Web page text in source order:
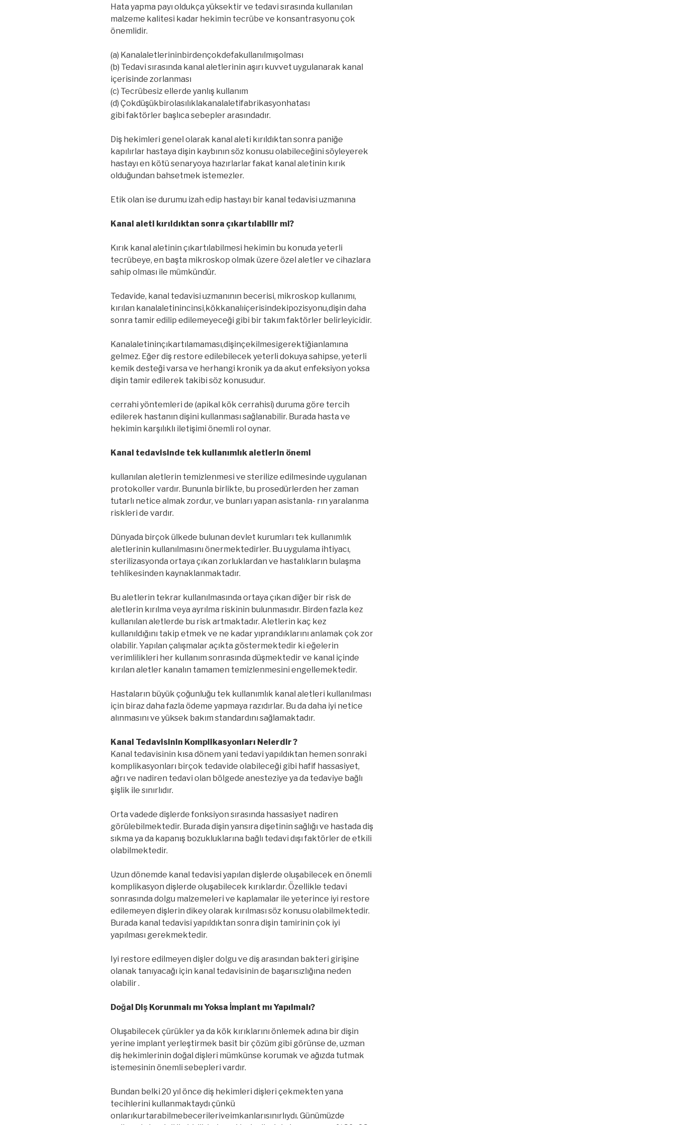
Hata yapma payı oldukça yüksektir ve tedavi sırasında kullanılan
malzeme kalitesi kadar hekimin tecrübe ve konsantrasyonu çok
önemlidir.
(a) Kanalaletlerininbirdençokdefakullanılmışolması
(b) Tedavi sırasında kanal aletlerinin aşırı kuvvet uygulanarak kanal
içerisinde zorlanması
(c) Tecrübesiz ellerde yanlış kullanım
(d) Çokdüşükbirolasılıklakanalaletifabrikasyonhatası
gibi faktörler başlıca sebepler arasındadır.
Diş hekimleri genel olarak kanal aleti kırıldıktan sonra paniğe
kapılırlar hastaya dişin kaybının söz konusu olabileceğini söyleyerek
hastayı en kötü senaryoya hazırlarlar fakat kanal aletinin kırık
olduğundan bahsetmek istemezler.
Etik olan ise durumu izah edip hastayı bir kanal tedavisi uzmanına
Kanal aleti kırıldıktan sonra çıkartılabilir mi?
Kırık kanal aletinin çıkartılabilmesi hekimin bu konuda yeterli
tecrübeye, en başta mikroskop olmak üzere özel aletler ve cihazlara
sahip olması ile mümkündür.
Tedavide, kanal tedavisi uzmanının becerisi, mikroskop kullanımı,
kırılan kanalaletinincinsi,kökkanalıiçerisindekipozisyonu,dişin daha
sonra tamir edilip edilemeyeceği gibi bir takım faktörler belirleyicidir.
Kanalaletininçıkartılamaması,dişinçekilmesigerektiğianlamına
gelmez. Eğer diş restore edilebilecek yeterli dokuya sahipse, yeterli
kemik desteği varsa ve herhangi kronik ya da akut enfeksiyon yoksa
dişin tamir edilerek takibi söz konusudur.
cerrahi yöntemleri de (apikal kök cerrahisi) duruma göre tercih
edilerek hastanın dişini kullanması sağlanabilir. Burada hasta ve
hekimin karşılıklı iletişimi önemli rol oynar.
Kanal tedavisinde tek kullanımlık aletlerin önemi
kullanılan aletlerin temizlenmesi ve sterilize edilmesinde uygulanan
protokoller vardır. Bununla birlikte, bu prosedürlerden her zaman
tutarlı netice almak zordur, ve bunları yapan asistanla- rın yaralanma
riskleri de vardır.
Dünyada birçok ülkede bulunan devlet kurumları tek kullanımlık
aletlerinin kullanılmasını önermektedirler. Bu uygulama ihtiyacı,
sterilizasyonda ortaya çıkan zorluklardan ve hastalıkların bulaşma
tehlikesinden kaynaklanmaktadır.
Bu aletlerin tekrar kullanılmasında ortaya çıkan diğer bir risk de
aletlerin kırılma veya ayrılma riskinin bulunmasıdır. Birden fazla kez
kullanılan aletlerde bu risk artmaktadır. Aletlerin kaç kez
kullanıldığını takip etmek ve ne kadar yıprandıklarını anlamak çok zor
olabilir. Yapılan çalışmalar açıkta göstermektedir ki eğelerin
verimlilikleri her kullanım sonrasında düşmektedir ve kanal içinde
kırılan aletler kanalın tamamen temizlenmesini engellemektedir.
Hastaların büyük çoğunluğu tek kullanımlık kanal aletleri kullanılması
için biraz daha fazla ödeme yapmaya razıdırlar. Bu da daha iyi netice
alınmasını ve yüksek bakım standardını sağlamaktadır.
Kanal Tedavisinin Komplikasyonları Nelerdir ?
Kanal tedavisinin kısa dönem yani tedavi yapıldıktan hemen sonraki
komplikasyonları birçok tedavide olabileceği gibi hafif hassasiyet,
ağrı ve nadiren tedavi olan bölgede anesteziye ya da tedaviye bağlı
şişlik ile sınırlıdır.
Orta vadede dişlerde fonksiyon sırasında hassasiyet nadiren
görülebilmektedir. Burada dişin yansıra dişetinin sağlığı ve hastada diş
sıkma ya da kapanış bozukluklarına bağlı tedavi dışı faktörler de etkili
olabilmektedir.
Uzun dönemde kanal tedavisi yapılan dişlerde oluşabilecek en önemli
komplikasyon dişlerde oluşabilecek kırıklardır. Özellikle tedavi
sonrasında dolgu malzemeleri ve kaplamalar ile yeterince iyi restore
edilemeyen dişlerin dikey olarak kırılması söz konusu olabilmektedir.
Burada kanal tedavisi yapıldıktan sonra dişin tamirinin çok iyi
yapılması gerekmektedir.
Iyi restore edilmeyen dişler dolgu ve diş arasından bakteri girişine
olanak tanıyacağı için kanal tedavisinin de başarısızlığına neden
olabilir .
Doğal Diş Korunmalı mı Yoksa İmplant mı Yapılmalı?
Oluşabilecek çürükler ya da kök kırıklarını önlemek adına bir dişin
yerine implant yerleştirmek basit bir çözüm gibi görünse de, uzman
diş hekimlerinin doğal dişleri mümkünse korumak ve ağızda tutmak
istemesinin önemli sebepleri vardır.
Bundan belki 20 yıl önce diş hekimleri dişleri çekmekten yana
tecihlerini kullanmaktaydı çünkü
onlarıkurtarabilmebecerileriveimkanlarısınırlıydı. Günümüzde